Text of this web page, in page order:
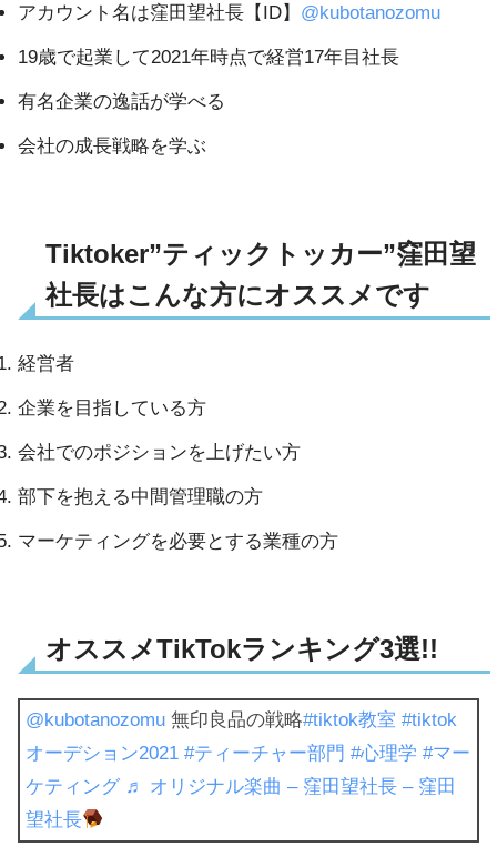
アカウント名は窪田望社長【ID】 @kubotanozomu
19歳で起業して2021年時点で経営17年目社長
有名企業の逸話が学べる
会社の成長戦略を学ぶ
Tiktoker”ティックトッカー”窪田望
社長はこんな方にオススメです
経営者
企業を目指している方
会社でのポジションを上げたい方
部下を抱える中間管理職の方
マーケティングを必要とする業種の方
オススメTikTokランキング3選!!
@kubotanozomu 無印良品の戦略#tiktok教室 #tiktok
オーデション2021 #ティーチャー部門 #心理学 #マー
ケティング ♬ オリジナル楽曲 – 窪田望社長 – 窪田
望社長